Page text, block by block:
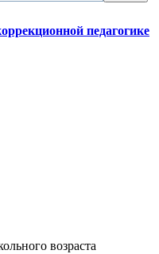
педагогике
возраста